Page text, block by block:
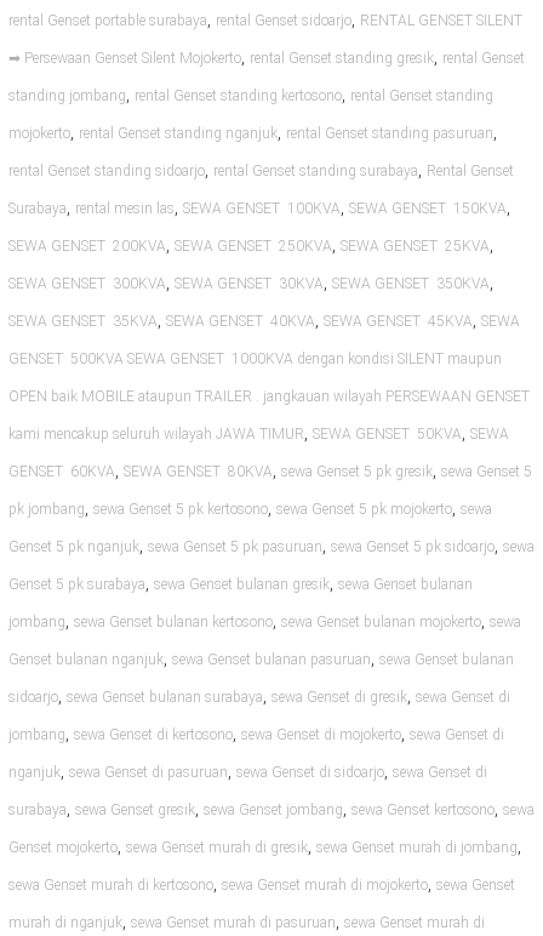
rental Genset portable surabaya, rental Genset sidoarjo, RENTAL GENSET SILENT
➡ Persewaan Genset Silent Mojokerto, rental Genset standing gresik, rental Genset
standing jombang, rental Genset standing kertosono, rental Genset standing
mojokerto, rental Genset standing nganjuk, rental Genset standing pasuruan,
rental Genset standing sidoarjo, rental Genset standing surabaya, Rental Genset
Surabaya, rental mesin las, SEWA GENSET 100KVA, SEWA GENSET 150KVA,
SEWA GENSET 200KVA, SEWA GENSET 250KVA, SEWA GENSET 25KVA,
SEWA GENSET 300KVA, SEWA GENSET 30KVA, SEWA GENSET 350KVA,
SEWA GENSET 35KVA, SEWA GENSET 40KVA, SEWA GENSET 45KVA, SEWA
GENSET 500KVA SEWA GENSET 1000KVA dengan kondisi SILENT maupun
OPEN baik MOBILE ataupun TRAILER . jangkauan wilayah PERSEWAAN GENSET
kami mencakup seluruh wilayah JAWA TIMUR, SEWA GENSET 50KVA, SEWA
GENSET 60KVA, SEWA GENSET 80KVA, sewa Genset 5 pk gresik, sewa Genset 5
pk jombang, sewa Genset 5 pk kertosono, sewa Genset 5 pk mojokerto, sewa
Genset 5 pk nganjuk, sewa Genset 5 pk pasuruan, sewa Genset 5 pk sidoarjo, sewa
Genset 5 pk surabaya, sewa Genset bulanan gresik, sewa Genset bulanan
jombang, sewa Genset bulanan kertosono, sewa Genset bulanan mojokerto, sewa
Genset bulanan nganjuk, sewa Genset bulanan pasuruan, sewa Genset bulanan
sidoarjo, sewa Genset bulanan surabaya, sewa Genset di gresik, sewa Genset di
jombang, sewa Genset di kertosono, sewa Genset di mojokerto, sewa Genset di
nganjuk, sewa Genset di pasuruan, sewa Genset di sidoarjo, sewa Genset di
surabaya, sewa Genset gresik, sewa Genset jombang, sewa Genset kertosono, sewa
Genset mojokerto, sewa Genset murah di gresik, sewa Genset murah di jombang,
sewa Genset murah di kertosono, sewa Genset murah di mojokerto, sewa Genset
murah di nganjuk, sewa Genset murah di pasuruan, sewa Genset murah di